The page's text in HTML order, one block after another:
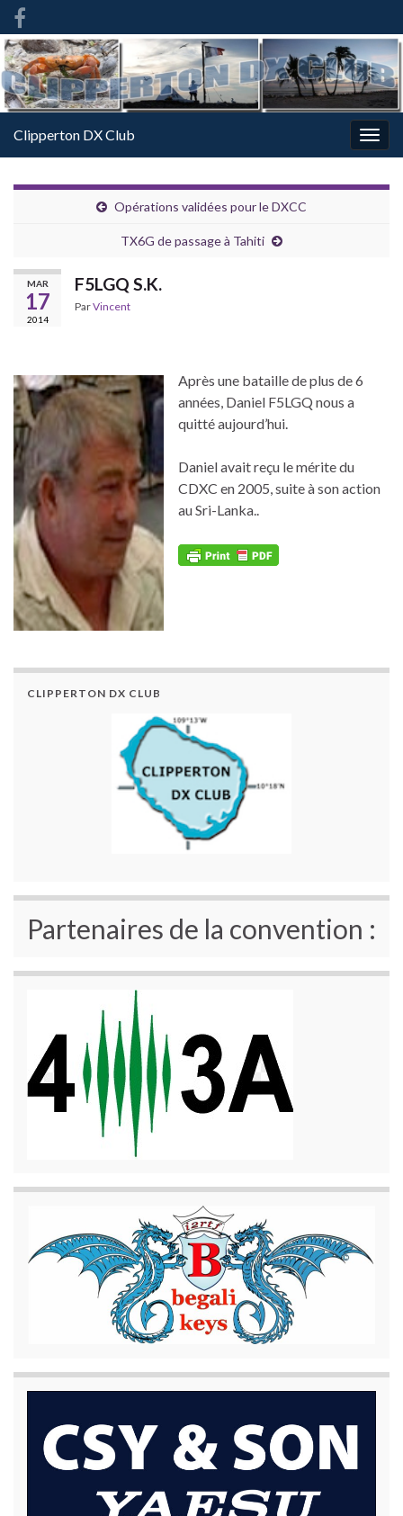
Clipperton DX Club
Opérations validées pour le DXCC
TX6G de passage à Tahiti
MAR
17
2014
F5LGQ S.K.
ParVincent
Après une bataille de plus de 6
années, Daniel F5LGQ nous a
quitté aujourd’hui.
Daniel avait reçu le mérite du
CDXC en 2005, suite à son action
au Sri-Lanka..
CLIPPERTON DX CLUB
Partenaires de la convention :